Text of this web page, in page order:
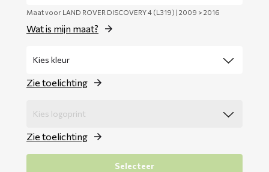
Maat voor LAND ROVER DISCOVERY 4 (L319) | 2009 > 2016
Wat is mijn maat?
Zie toelichting
Zie toelichting
Selecteer